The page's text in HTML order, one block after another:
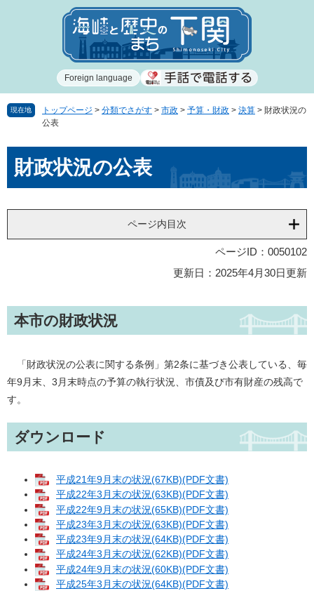
で
ば
Foreign language
現在地 トップページ > 分類でさがす > 市政 > 予算・財政 > 決算 > 財政状況の
公表
財政状況の公表
ページ内目次
ページID：0050102
更新日：2025年4月30日更新
本市の財政状況
「財政状況の公表に関する条例」第2条に基づき公表している、毎
年9月末、3月末時点の予算の執行状況、市債及び市有財産の残高で
す。
ダウンロード
平成21年9月末の状況(67KB)(PDF文書)
平成22年3月末の状況(63KB)(PDF文書)
平成22年9月末の状況(65KB)(PDF文書)
平成23年3月末の状況(63KB)(PDF文書)
平成23年9月末の状況(64KB)(PDF文書)
平成24年3月末の状況(62KB)(PDF文書)
平成24年9月末の状況(60KB)(PDF文書)
平成25年3月末の状況(64KB)(PDF文書)